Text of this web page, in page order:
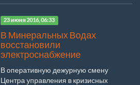
23 июня 2016, 06:33
В Минеральных Водах
восстановили
электроснабжение
В оперативную дежурную смену
Центра управления в кризисных